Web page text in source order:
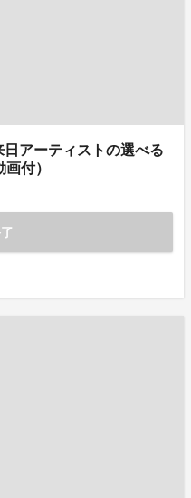
日アーティストの選べる
付）